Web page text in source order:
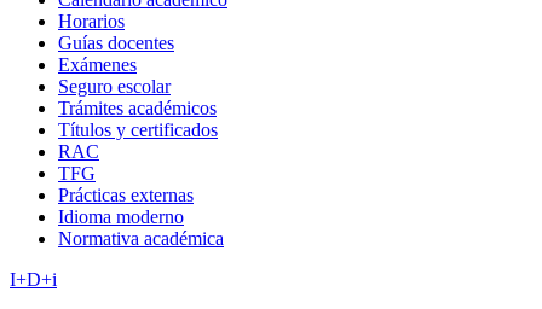
Horarios
Guías docentes
Exámenes
Seguro escolar
Trámites académicos
Títulos y certificados
RAC
TFG
Prácticas externas
Idioma moderno
Normativa académica
I+D+i